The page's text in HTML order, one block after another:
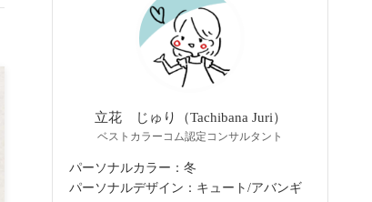
立花 じゅり（Tachibana Juri）
ベストカラーコム認定コンサルタント
パーソナルカラー：冬
パーソナルデザイン：キュート/アバンギ